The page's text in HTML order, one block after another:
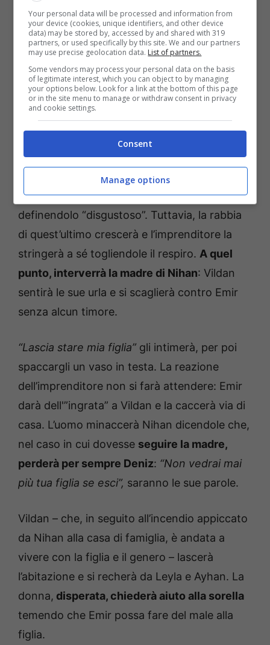
Endless Love, Nihan è sola contro Emir: la minaccia che fa
gelare il sangue (Mediaset Infinity) – dolomitics.it
“Voglio stare con te, voglio invecchiare con
te”,le dirà Emir. Sezin respingerà l’uomo
definendolo “disgustoso”. Tuttavia, la rabbia
di quest’ultimo crescerà e l’imprenditore la
stringerà a sé togliendole il respiro. A quel
punto, interverrà la madre di Nihan: Vildan
sentirà le sue urla e si scaglierà contro Emir
senza alcun timore.
“Lascia stare mia figlia” gli intimerà, per poi
spaccargli un vaso in testa. La reazione
dell’imprenditore non si farà attendere: Emir
darà dell'”ingrata” a Vildan e la caccerà via di
casa. L’uomo minaccerà Nihan dicendole che,
nel caso in cui dovesse seguire la madre,
perderà per sempre Deniz: “Non vedrai mai
più tua figlia se esci”, saranno le sue parole.
Vildan – che, in seguito all’incendio appiccato
da Nihan alla casa di famiglia, è andata a
vivere con la figlia e il genero – lascerà
l’abitazione e si recherà da Leyla e Ayhan. La
donna, disperata, chiederà aiuto alla sorella
temendo che Emir possa fare del male alla
figlia.
Your personal data will be processed and information from
your device (cookies, unique identifiers, and other device
data) may be stored by, accessed by and shared with 319
partners, or used specifically by this site. We and our partners
may use precise geolocation data. List of partners.
Some vendors may process your personal data on the basis
of legitimate interest, which you can object to by managing
your options below. Look for a link at the bottom of this page
or in the site menu to manage or withdraw consent in privacy
and cookie settings.
Consent
Manage options